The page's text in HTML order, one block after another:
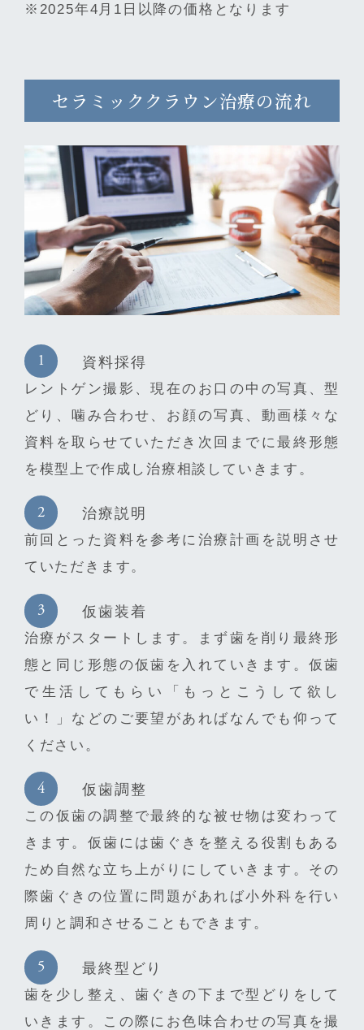
※2025年4月1日以降の価格となります
セラミッククラウン治療の流れ
資料採得
レントゲン撮影、現在のお口の中の写真、型
どり、噛み合わせ、お顔の写真、動画様々な
資料を取らせていただき次回までに最終形態
を模型上で作成し治療相談していきます。
治療説明
前回とった資料を参考に治療計画を説明させ
ていただきます。
仮歯装着
治療がスタートします。まず歯を削り最終形
態と同じ形態の仮歯を入れていきます。仮歯
で生活してもらい「もっとこうして欲し
い！」などのご要望があればなんでも仰って
ください。
仮歯調整
この仮歯の調整で最終的な被せ物は変わって
きます。仮歯には歯ぐきを整える役割もある
ため自然な立ち上がりにしていきます。その
際歯ぐきの位置に問題があれば小外科を行い
周りと調和させることもできます。
最終型どり
歯を少し整え、歯ぐきの下まで型どりをして
いきます。この際にお色味合わせの写真を撮